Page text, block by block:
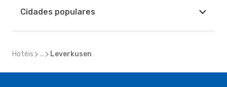
Cidades populares
Hotéis ... Leverkusen